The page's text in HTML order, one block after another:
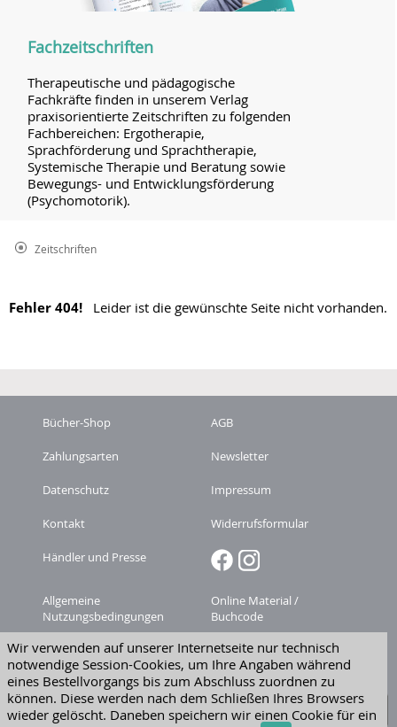
Fachzeitschriften
Therapeutische und pädagogische
Fachkräfte finden in unserem Verlag
praxisorientierte Zeitschriften zu folgenden
Fachbereichen: Ergotherapie,
Sprachförderung und Sprachtherapie,
Systemische Therapie und Beratung sowie
Bewegungs- und Entwicklungsförderung
(Psychomotorik).
Zeitschriften
Fehler 404! Leider ist die gewünschte Seite nicht vorhanden.
Wir verwenden auf unserer Internetseite nur technisch
notwendige Session-Cookies, um Ihre Angaben während
eines Bestellvorgangs bis zum Abschluss zuordnen zu
können. Diese werden nach dem Schließen Ihres Browsers
wieder gelöscht. Daneben speichern wir einen Cookie für ein
Bücher-Shop AGB
Zahlungsarten Newsletter
Datenschutz Impressum
Kontakt Widerrufsformular
Händler und Presse
Allgemeine
Nutzungsbedingungen
Online Material /
Buchcode
Zeitschriften-
Abonnement kündigen
Versandkosten
Widerruf erklären